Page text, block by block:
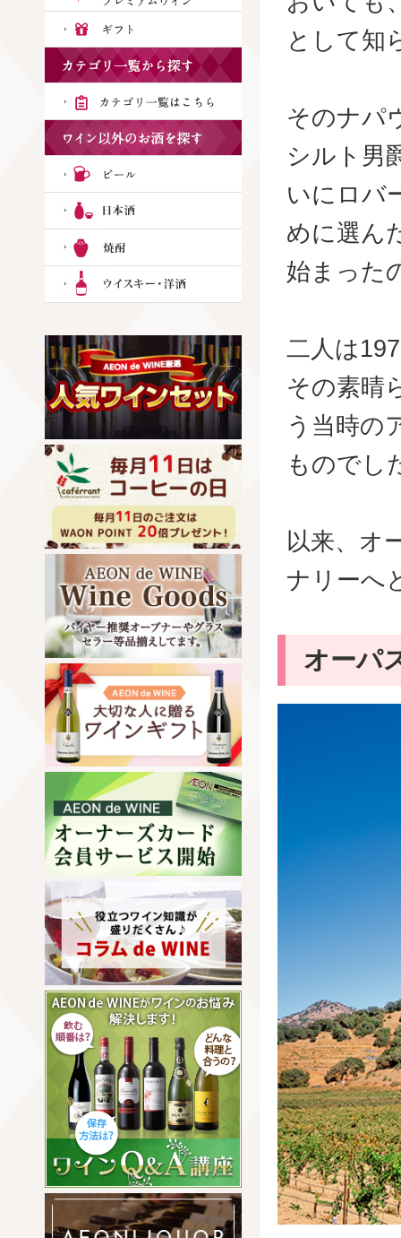
として知
そのナパ
シルト男
いにロバ
めに選ん
始まった
二人は
その素晴
う当時の
ものでし
以来、オ
ナリーへ
オーパ